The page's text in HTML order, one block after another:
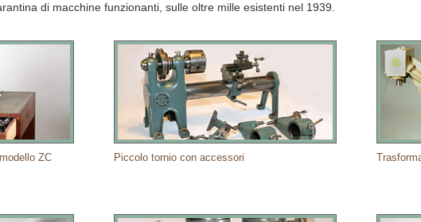
di macchine funzionanti, sulle oltre mille esistenti nel 1939.
ZC Piccolo tornio con accessori